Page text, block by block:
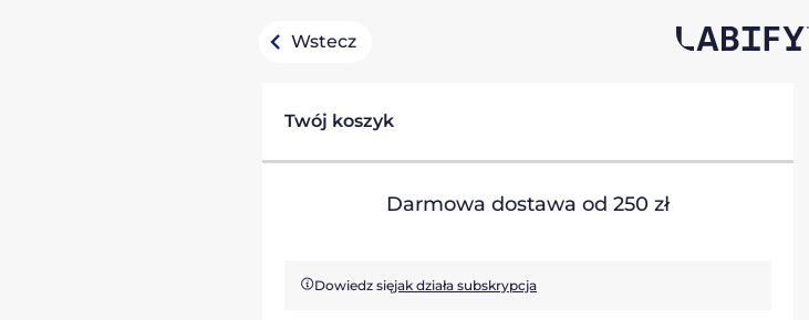
Wstecz
Twój koszyk
Darmowa dostawa od 250 zł
Dowiedz sięjak działa subskrypcja